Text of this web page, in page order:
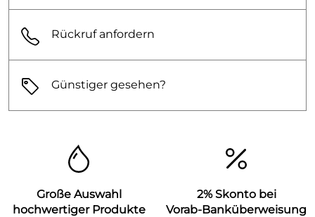
Rückruf anfordern
Günstiger gesehen?
Große Auswahl
hochwertiger Produkte
2% Skonto bei
Vorab-Banküberweisung